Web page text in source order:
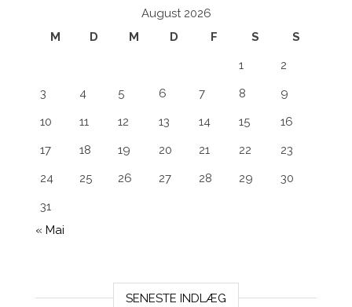
August 2026
M
D M D F S
S
1
2
3
4 5 6 7 8
9
10
11 12 13 14 15
16
17
18 19 20 21 22
23
24
25 26 27 28 29
30
31
« Mai
SENESTE INDLÆG